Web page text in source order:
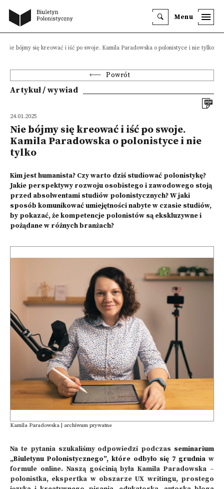
Menu
Nie bójmy się kreować i iść po swoje. Kamila Paradowska o polonistyce i nie tylko
Powrót
Artykuł / wywiad
24.01.2025
Nie bójmy się kreować i iść po swoje.
Kamila Paradowska o polonistyce i nie
tylko
Kim jest humanista? Czy warto dziś studiować polonistykę?
Jakie perspektywy rozwoju osobistego i zawodowego stoją
przed absolwentami studiów polonistycznych? W jaki
sposób komunikować umiejętności nabyte w czasie studiów,
by pokazać, że kompetencje polonistów są ekskluzywne i
pożądane w różnych branżach?
Kamila Paradowska | archiwum prywatne
Na te pytania szukaliśmy odpowiedzi podczas seminarium
„Biuletynu Polonistycznego”, które odbyło się 7 grudnia w
formule online. Naszą gościnią była Kamila Paradowska –
polonistka, ekspertka w obszarze UX writingu, prostego